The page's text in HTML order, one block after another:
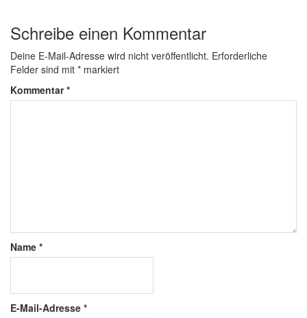
Schreibe einen Kommentar
Deine E-Mail-Adresse wird nicht veröffentlicht. Erforderliche
Felder sind mit * markiert
Kommentar*
Name *
E-Mail-Adresse *